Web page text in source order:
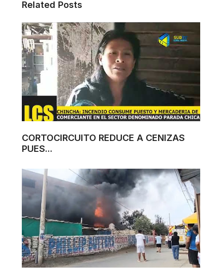
Related Posts
CORTOCIRCUITO REDUCE A CENIZAS
PUES...